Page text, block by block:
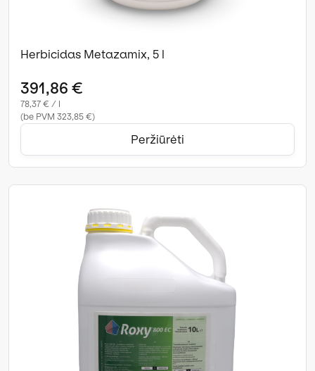
Herbicidas Metazamix, 5 l
391,86 €
78,37 € / l
(be PVM 323,85 €)
Peržiūrėti